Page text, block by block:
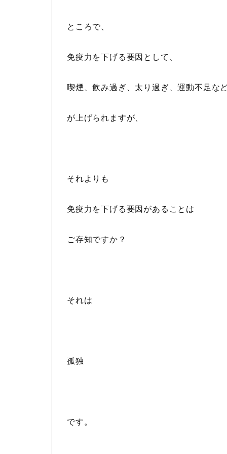
ところで、
免疫力を下げる要因として、
喫煙、飲み過ぎ、太り過ぎ、運動不足な
が上げられますが、
それよりも
免疫力を下げる要因があることは
ご存知ですか？
それは
孤独
です。